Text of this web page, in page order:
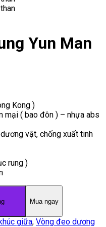
Yun Man
Kong )
mại ( bao đôn ) – nhựa abs
vật, chống xuất tinh
rung )
Mua ngay
giữa, Vòng đeo dương